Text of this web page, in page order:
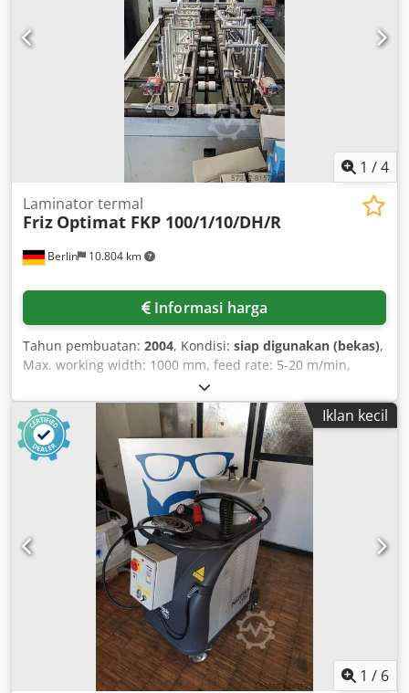
1 /4
Berlin 10.804 km
Laminator termal
Friz Optimat FKP 100/1/10/DH/R
Informasi harga
Tahun pembuatan: 2004, Kondisi: siap digunakan (bekas),
Max. working width: 1000 mm, feed rate: 5-20 m/min,
height: 2200 mm, length: 4000 mm, weight: 3.3 t, complete
with documentation, regularly maintained. Dedpfxsi E Trps
Acyokr
Iklan kecil
1 / 6